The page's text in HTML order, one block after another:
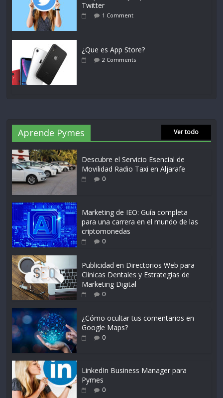
Twitter
1 Comment
¿Que es App Store?
2 Comments
Aprende Pymes Ver todo
Descubre el Servicio Esencial de
Movilidad Radio Taxi en Aljarafe
0
Marketing de IEO: Guía completa
para una carrera en el mundo de las
criptomonedas
0
Publicidad en Directorios Web para
Clinicas Dentales y Estrategias de
Marketing Digital
0
¿Cómo ocultar tus comentarios en
Google Maps?
0
LinkedIn Business Manager para
Pymes
0